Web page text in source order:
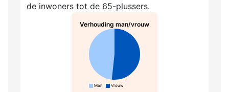
de inwoners tot de 65-plussers.
Verhouding man/vrouw
Man Vrouw